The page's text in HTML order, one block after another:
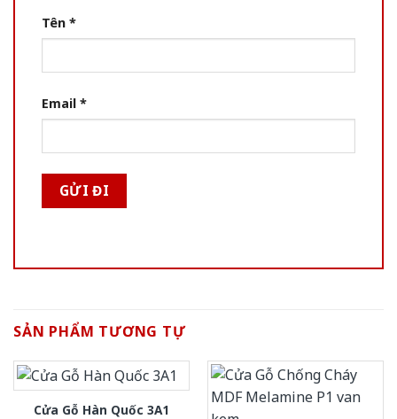
Tên *
Email *
SẢN PHẨM TƯƠNG TỰ
Cửa Gỗ Hàn Quốc 3A1